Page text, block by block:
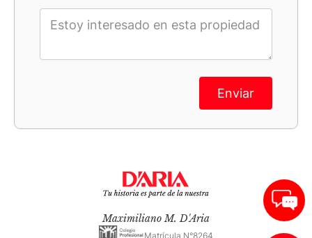
Enviar
Maximiliano M. D'Aria
Matrícula N°8264